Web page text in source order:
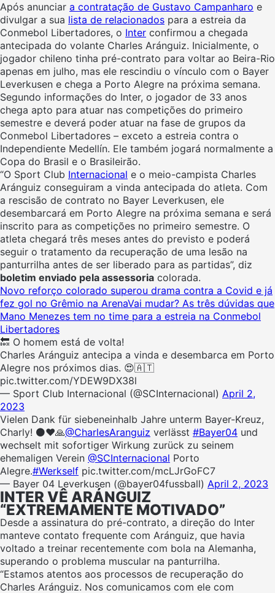
Após anunciar a contratação de Gustavo Campanharo e
divulgar a sua lista de relacionados para a estreia da
Conmebol Libertadores, o Inter confirmou a chegada
antecipada do volante Charles Aránguiz. Inicialmente, o
jogador chileno tinha pré-contrato para voltar ao Beira-Rio
apenas em julho, mas ele rescindiu o vínculo com o Bayer
Leverkusen e chega a Porto Alegre na próxima semana.
Segundo informações do Inter, o jogador de 33 anos
chega apto para atuar nas competições do primeiro
semestre e deverá poder atuar na fase de grupos da
Conmebol Libertadores – exceto a estreia contra o
Independiente Medellín. Ele também jogará normalmente a
Copa do Brasil e o Brasileirão.
“O Sport Club Internacional e o meio-campista Charles
Aránguiz conseguiram a vinda antecipada do atleta. Com
a rescisão de contrato no Bayer Leverkusen, ele
desembarcará em Porto Alegre na próxima semana e será
inscrito para as competições no primeiro semestre. O
atleta chegará três meses antes do previsto e poderá
seguir o tratamento da recuperação de uma lesão na
panturrilha antes de ser liberado para as partidas”, diz
boletim enviado pela assessoria colorada.
Novo reforço colorado superou drama contra a Covid e já
fez gol no Grêmio na ArenaVai mudar? As três dúvidas que
Mano Menezes tem no time para a estreia na Conmebol
Libertadores
🔙 O homem está de volta!
Charles Aránguiz antecipa a vinda e desembarca em Porto
Alegre nos próximos dias. 😍🇦🇹
pic.twitter.com/YDEW9DX38l
— Sport Club Internacional (@SCInternacional) April 2,
2023
Vielen Dank für siebeneinhalb Jahre unterm Bayer-Kreuz,
Charly! ⚫️❤️🙏@CharlesAranguiz verlässt #Bayer04 und
wechselt mit sofortiger Wirkung zurück zu seinem
ehemaligen Verein @SCInternacional Porto
Alegre.#Werkself pic.twitter.com/mcLJrGoFC7
— Bayer 04 Leverkusen (@bayer04fussball) April 2, 2023
INTER VÊ ARÁNGUIZ
“EXTREMAMENTE MOTIVADO”
Desde a assinatura do pré-contrato, a direção do Inter
manteve contato frequente com Aránguiz, que havia
voltado a treinar recentemente com bola na Alemanha,
superando o problema muscular na panturrilha.
“Estamos atentos aos processos de recuperação do
Charles Aránguiz. Nos comunicamos com ele com